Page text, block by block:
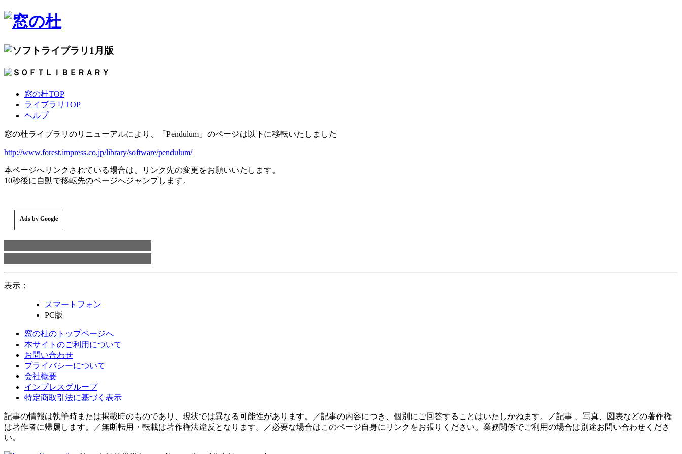
1月版
窓の杜TOP
ライブラリTOP
ヘルプ
窓の杜ライブラリのリニューアルにより、「Pendulum」のページは以下に移転いたしました
http://www.forest.impress.co.jp/library/software/pendulum/
本ページへリンクされている場合は、リンク先の変更をお願いいたします。
10秒後に自動で移転先のページへジャンプします。
Ads by Google
表示：
スマートフォン
PC版
窓の杜のトップページへ
本サイトのご利用について
お問い合わせ
プライバシーについて
会社概要
インプレスグループ
特定商取引法に基づく表示
記事の情報は執筆時または掲載時のものであり、現状では異なる可能性があります。／記事の内容につき、個別にご回答することはいたしかねます。／記事 、写真、図表などの著作権
は著作者に帰属します。／無断転用・転載は著作権法違反となります。／必要な場合はこのページ自身にリンクをお張りください。業務関係でご利用の場合は別途お問い合わせくださ
い。